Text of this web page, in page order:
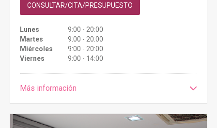
CONSULTAR/CITA/PRESUPUESTO
Lunes
9:00 - 20:00
Martes
9:00 - 20:00
Miércoles
9:00 - 20:00
Viernes
9:00 - 14:00
Más información